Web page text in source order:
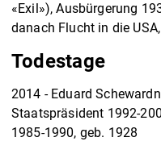
«Exil»), Ausbürgerung
danach Flucht in die
Todestage
2014 - Eduard
Staatspräsident 1992-
1985-1990, geb. 1928